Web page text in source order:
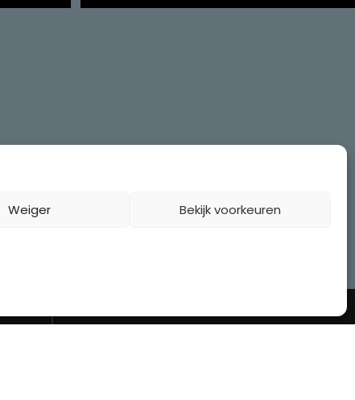
Weiger Bekijk voorkeuren